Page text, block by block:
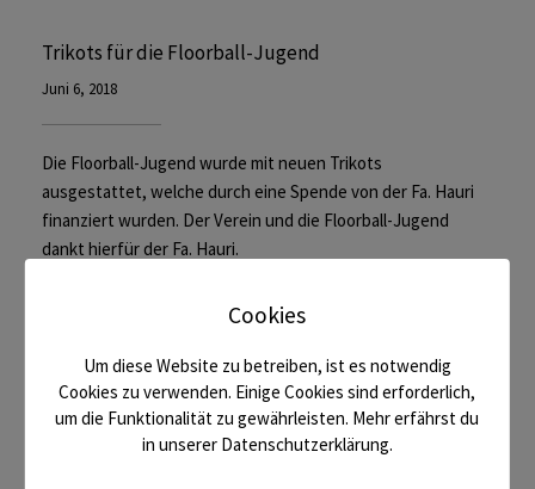
Trikots für die Floorball-Jugend
Juni 6, 2018
Die Floorball-Jugend wurde mit neuen Trikots
ausgestattet, welche durch eine Spende von der Fa. Hauri
finanziert wurden. Der Verein und die Floorball-Jugend
dankt hierfür der Fa. Hauri.
Cookies
Um diese Website zu betreiben, ist es notwendig
Cookies zu verwenden. Einige Cookies sind erforderlich,
um die Funktionalität zu gewährleisten. Mehr erfährst du
in unserer Datenschutzerklärung.